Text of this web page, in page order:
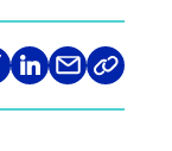
Teilen
auf
Teilen
über
Link
kopieren